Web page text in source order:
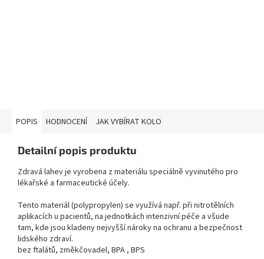
POPIS HODNOCENÍ JAK VYBÍRAT KOLO
Detailní popis produktu
Zdravá lahev je vyrobena z materiálu speciálně vyvinutého pro
lékařské a farmaceutické účely.
Tento materiál (polypropylen) se využívá např. při nitrotělních
aplikacích u pacientů, na jednotkách intenzivní péče a všude
tam, kde jsou kladeny nejvyšší nároky na ochranu a bezpečnost
lidského zdraví.
bez ftalátů, změkčovadel, BPA , BPS